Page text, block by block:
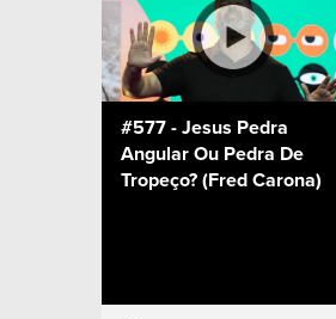
#577 - Jesus Pedra
Angular Ou Pedra De
Tropeço? (Fred Carona)